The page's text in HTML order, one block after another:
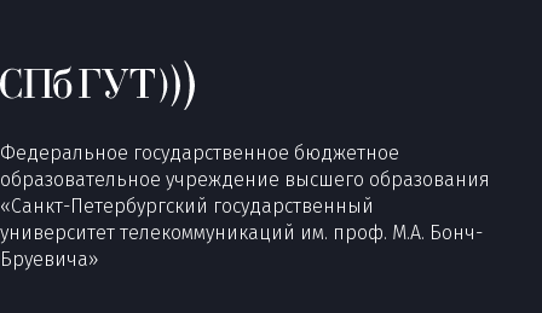
Федеральное государственное бюджетное
образовательное учреждение высшего образования
«Санкт-Петербургский государственный
университет телекоммуникаций им. проф. М.А. Бонч-
Бруевича»